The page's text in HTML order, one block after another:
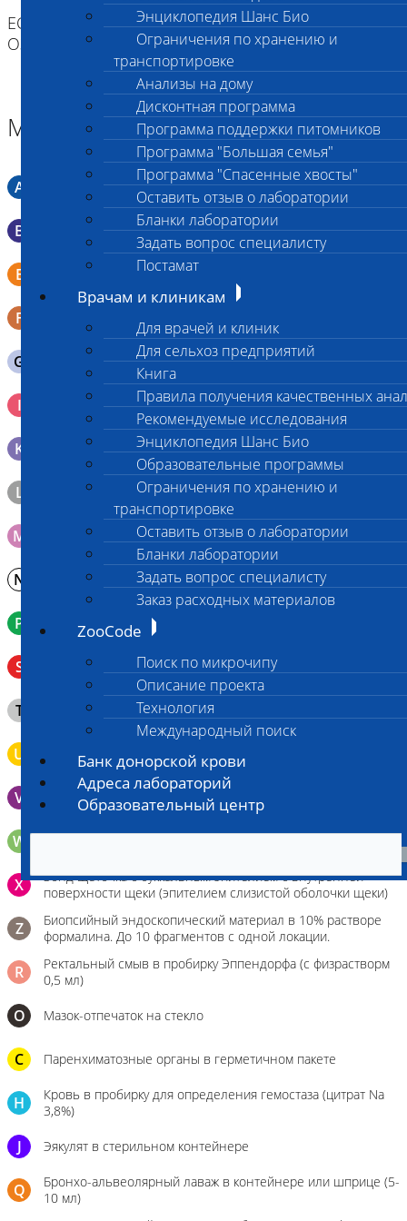
Энциклопедия Шанс Био
Ограничения по хранению и
транспортировке
Анализы на дому
Дисконтная программа
Программа поддержки питомников
Программа "Большая семья"
Программа "Спасенные хвосты"
Оставить отзыв о лаборатории
Бланки лаборатории
Задать вопрос специалисту
Постамат
Врачам и клиникам
Для врачей и клиник
Для сельхоз предприятий
Книга
Правила получения качественных
Рекомендуемые исследования
Энциклопедия Шанс Био
Образовательные программы
Ограничения по хранению и
транспортировке
Оставить отзыв о лаборатории
Бланки лаборатории
Задать вопрос специалисту
Заказ расходных материалов
ZooCode
Поиск по микрочипу
Описание проекта
Технология
Международный поиск
Банк донорской крови
Адреса лабораторий
Образовательный центр
ЕСЛИ ВЫ ДОСТАВЛЯЕТЕ ТОЛЬКО МАТЕРИАЛ,
ОЗНАКОМЬТЕСЬ С ИНСТРУКЦИЕЙ
Материал
A Мазок в пробирку со средой Кери-Блера
B Мазок в пробирку со средой Эймса (Стюарта)
E
Смывы со слизистых в пробирку Эппендорфа (с
F
G Содержимое желудка 10-30 мл
I
Кровь 2-3 мл. на фильтр-бумаге, высушенная для
генетических исследований
K Образец тканей в контейнере с 10% раствором формалина
L Материал берется только в лаборатории!
M Мазок на стекло
N Молоко в контейнере 10-30 мл
P Кровь в пробирку с К3ЭДТА (К2ЭДТА)
S
Венозная кровь в пробирке с активатором свертывания
без разделительного геля
T
Клещ (не более 2 шт.), плотно закрытая сухая пробирка
типа Эппендорф
U Моча во флаконе 5 - 10 мл
V Выпоты и биологические жидкости в контейнере
W
X
Зонд щеточка с буккальным эпителием с внутренней
поверхности щеки (эпителием слизистой оболочки щеки)
Z
Биопсийный эндоскопический материал в 10% растворе
формалина. До 10 фрагментов с одной локации.
R
Ректальный смыв в пробирку Эппендорфа (с физрастворм
0,5 мл)
О Мазок-отпечаток на стекло
C Паренхиматозные органы в герметичном пакете
H
Кровь в пробирку для определения гемостаза (цитрат Na
3,8%)
J Эякулят в стерильном контейнере
Q
Бронхо-альвеолярный лаваж в контейнере или шприце (5-
10 мл)